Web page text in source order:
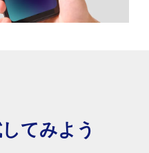
てみよう